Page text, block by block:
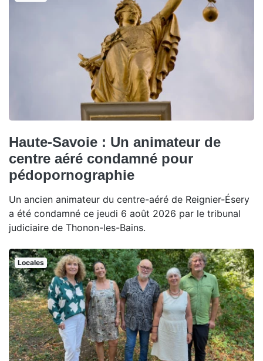
Haute-Savoie : Un animateur de
centre aéré condamné pour
pédopornographie
Un ancien animateur du centre-aéré de Reignier-Ésery
a été condamné ce jeudi 6 août 2026 par le tribunal
judiciaire de Thonon-les-Bains.
Locales